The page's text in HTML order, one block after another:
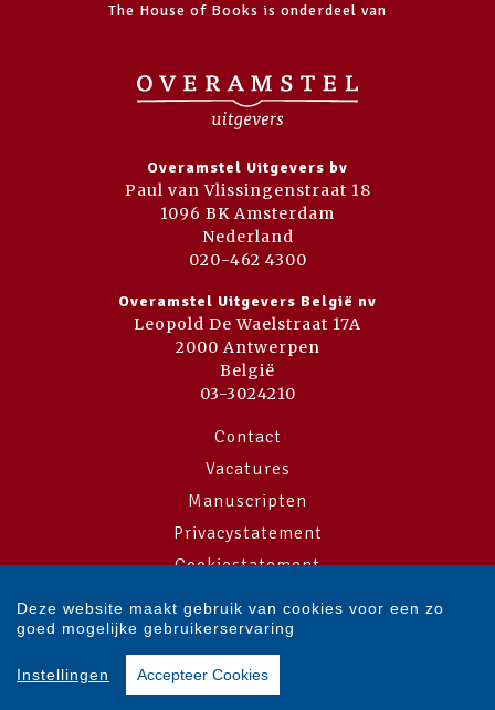
The House of Books is onderdeel van
Overamstel Uitgevers bv
Paul van Vlissingenstraat 18
1096 BK Amsterdam
Nederland
020-462 4300
Overamstel Uitgevers België nv
Leopold De Waelstraat 17A
2000 Antwerpen
België
03-3024210
Contact
Vacatures
Manuscripten
Privacystatement
Cookiestatement
Cookie-instellingen
Copyright © 2007-2026 Overamstel Uitgevers - Alle rechten voorbehouden
- Ontwerp door
Deze website maakt gebruik van cookies voor een zo
goed mogelijke gebruikerservaring
Instellingen Accepteer Cookies